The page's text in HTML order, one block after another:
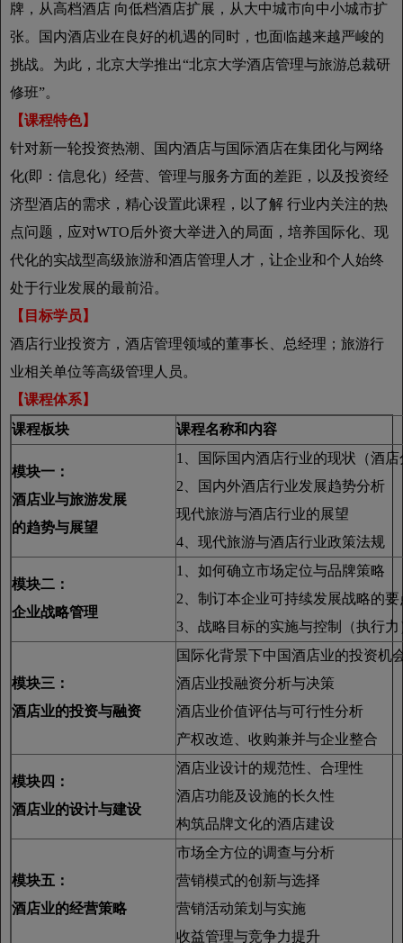
牌，从高档酒店 向低档酒店扩展，从大中城市向中小城市扩
张。国内酒店业在良好的机遇的同时，也面临越来越严峻的
挑战。为此，北京大学推出“北京大学酒店管理与旅游总裁研
修班”。
【课程特色】
针对新一轮投资热潮、国内酒店与国际酒店在集团化与网络
化(即：信息化）经营、管理与服务方面的差距，以及投资经
济型酒店的需求，精心设置此课程，以了解 行业内关注的热
点问题，应对WTO后外资大举进入的局面，培养国际化、现
代化的实战型高级旅游和酒店管理人才，让企业和个人始终
处于行业发展的最前沿。
【目标学员】
酒店行业投资方，酒店管理领域的董事长、总经理；旅游行
业相关单位等高级管理人员。
【课程体系】
课程板块
课程名称和内容
模块一：
酒店业与旅游发展
的趋势与展望
1、国际国内酒店行业的现状（酒
2、国内外酒店行业发展趋势分析
现代旅游与酒店行业的展望
4、现代旅游与酒店行业政策法规
模块二：
企业战略管理
1、如何确立市场定位与品牌策略
2、制订本企业可持续发展战略的要
3、战略目标的实施与控制（执行力
模块三：
酒店业的投资与融资
国际化背景下中国酒店业的投资机
酒店业投融资分析与决策
酒店业价值评估与可行性分析
产权改造、收购兼并与企业整合
模块四：
酒店业的设计与建设
酒店业设计的规范性、合理性
酒店功能及设施的长久性
构筑品牌文化的酒店建设
模块五：
酒店业的经营策略
市场全方位的调查与分析
营销模式的创新与选择
营销活动策划与实施
收益管理与竞争力提升